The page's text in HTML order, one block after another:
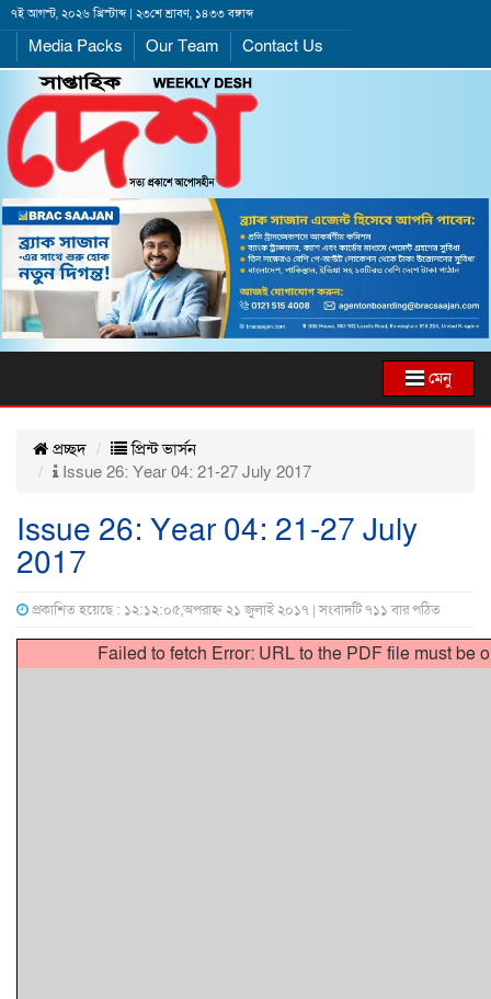
৭ই আগস্ট, ২০২৬ খ্রিস্টাব্দ | ২৩শে শ্রাবণ, ১৪৩৩ বঙ্গাব্দ
Media Packs Our Team Contact Us
মেনু
প্রচ্ছদ
প্রিন্ট ভার্সন
Issue 26: Year 04: 21-27 July 2017
Issue 26: Year 04: 21-27 July
2017
প্রকাশিত হয়েছে : ১২:১২:০৫,অপরাহ্ন ২১ জুলাই ২০১৭ | সংবাদটি ৭১১ বার পঠিত
Failed to fetch Error: URL to the PDF file must be